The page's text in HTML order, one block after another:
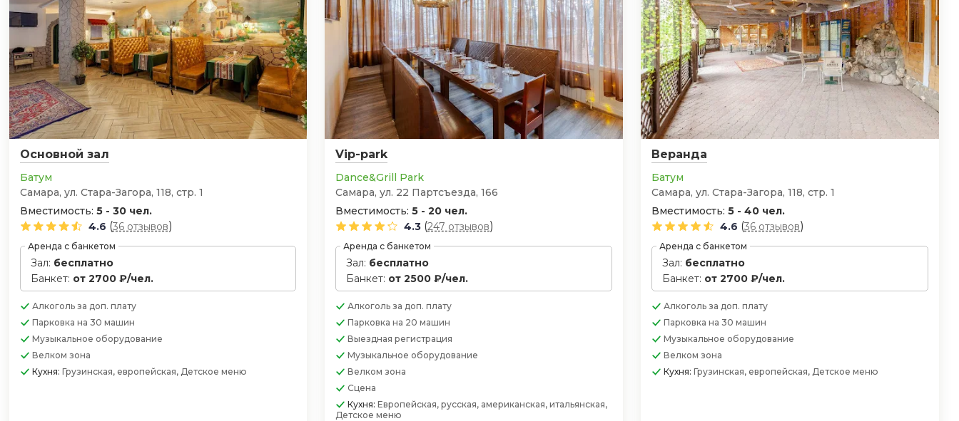
Основной зал
Батум
Самара, ул. Стара-Загора, 118, стр. 1
Вместимость: 5 - 30 чел.
4.6 (36 отзывов)
Аренда с банкетом
Зал: бесплатно
Банкет: от 2700 ₽/чел.
Алкоголь за доп. плату
Парковка на 30 машин
Музыкальное оборудование
Велком зона
Кухня: Грузинская, европейская, Детское меню
Vip-park
Dance&Grill Park
Самара, ул. 22 Партсъезда, 166
Вместимость:5 - 20 чел.
4.3 (247 отзывов)
Аренда с банкетом
Зал: бесплатно
Банкет: от 2500 ₽/чел.
Алкогольза доп. плату
Парковкана 20 машин
Выездная регистрация
Музыкальное оборудование
Велком зона
Сцена
Кухня:Европейская, русская, американская, итальянская,
Детское меню
Веранда
Батум
Самара, ул. Стара-Загора, 118, стр. 1
Вместимость:5 - 40 чел.
4.6 (36 отзывов)
Аренда с банкетом
Зал: бесплатно
Банкет: от 2700 ₽/чел.
Алкогольза доп. плату
Парковкана 30 машин
Музыкальное оборудование
Велком зона
Кухня:Грузинская, европейская, Детское меню